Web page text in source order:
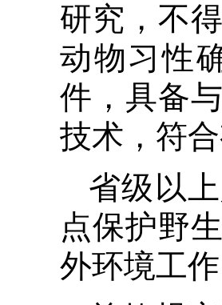
研究，不
动物习性
件，具备
技术，符
省级以
点保护野
外环境工作